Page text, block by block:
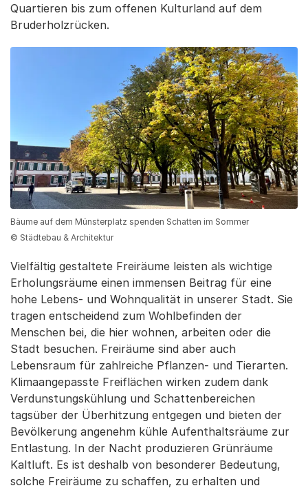
Quartieren bis zum offenen Kulturland auf dem
Bruderholzrücken.
Bäume auf dem Münsterplatz spenden Schatten im Sommer
© Städtebau & Architektur
Vielfältig gestaltete Freiräume leisten als wichtige
Erholungsräume einen immensen Beitrag für eine
hohe Lebens- und Wohnqualität in unserer Stadt. Sie
tragen entscheidend zum Wohlbefinden der
Menschen bei, die hier wohnen, arbeiten oder die
Stadt besuchen. Freiräume sind aber auch
Lebensraum für zahlreiche Pflanzen- und Tierarten.
Klimaangepasste Freiflächen wirken zudem dank
Verdunstungskühlung und Schattenbereichen
tagsüber der Überhitzung entgegen und bieten der
Bevölkerung angenehm kühle Aufenthaltsräume zur
Entlastung. In der Nacht produzieren Grünräume
Kaltluft. Es ist deshalb von besonderer Bedeutung,
solche Freiräume zu schaffen, zu erhalten und